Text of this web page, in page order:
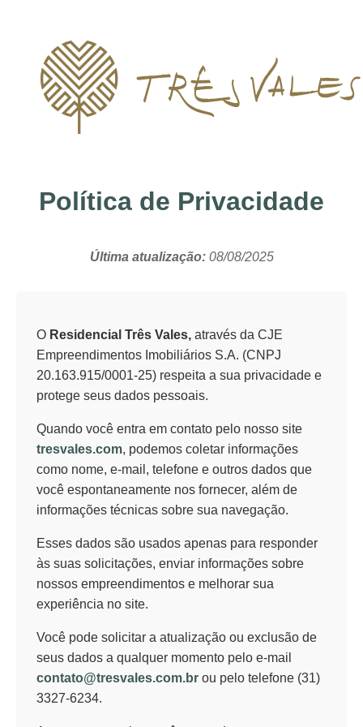
Política de Privacidade
Última atualização:08/08/2025
O Residencial Três Vales, através da CJE
Empreendimentos Imobiliários S.A. (CNPJ
20.163.915/0001-25) respeita a sua privacidade e
protege seus dados pessoais.
Quando você entra em contato pelo nosso site
tresvales.com, podemos coletar informações
como nome, e-mail, telefone e outros dados que
você espontaneamente nos fornecer, além de
informações técnicas sobre sua navegação.
Esses dados são usados apenas para responder
às suas solicitações, enviar informações sobre
nossos empreendimentos e melhorar sua
experiência no site.
Você pode solicitar a atualização ou exclusão de
seus dados a qualquer momento pelo e-mail
contato@tresvales.com.br ou pelo telefone (31)
3327-6234.